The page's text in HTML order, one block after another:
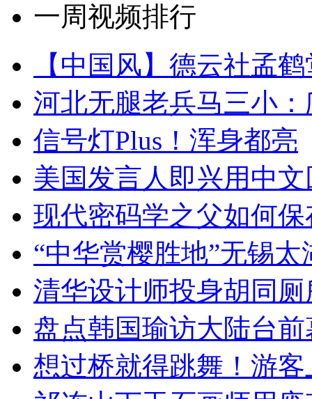
一周视频排行
【中国风】德云社孟
河北无腿老兵马三小
信号灯Plus！浑身都亮
美国发言人即兴用中
现代密码学之父如何
“中华赏樱胜地”无锡
清华设计师投身胡同
盘点韩国瑜访大陆台
想过桥就得跳舞！游客